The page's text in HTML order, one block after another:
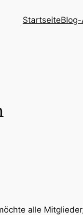
Startseite
alle